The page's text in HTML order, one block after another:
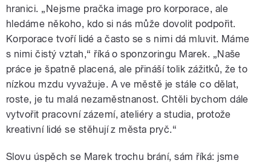
hranici. „Nejsme pračka image pro korporace, ale
hledáme někoho, kdo si nás může dovolit podpořit.
Korporace tvoří lidé a často se s nimi dá mluvit. Máme
s nimi čistý vztah,“ říká o sponzoringu Marek. „Naše
práce je špatně placená, ale přináší tolik zážitků, že to
nízkou mzdu vyvažuje. A ve městě je stále co dělat,
roste, je tu malá nezaměstnanost. Chtěli bychom dále
vytvořit pracovní zázemí, ateliéry a studia, protože
kreativní lidé se stěhují z města pryč.“
Slovu úspěch se Marek trochu brání, sám říká: jsme